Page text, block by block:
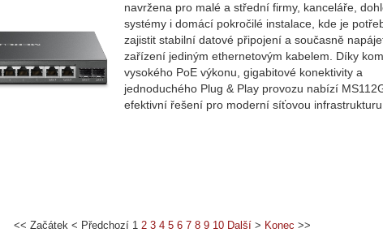
navržena pro malé a střední firmy, kanceláře,
systémy i domácí pokročilé instalace, kde je
zajistit stabilní datové připojení a současně
zařízení jediným ethernetovým kabelem. Díky
vysokého PoE výkonu, gigabitové konektivity a
jednoduchého Plug & Play provozu nabízí
efektivní řešení pro moderní síťovou infrastrukturu.
<< Začátek< Předchozí 1 2 3 4 5 6 7 8 9 10 Další> Konec >>